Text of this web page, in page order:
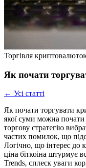
Торгівля
Як почати
← Усі статті
Як почати торгувати
якої суми можна
торгову стратегію
частих помилок, що
Логічно, що інтерес до
ціна біткоіна штурмує
Trends, сплеск уваги